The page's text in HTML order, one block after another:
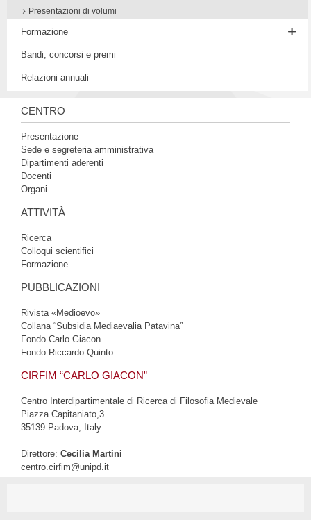
Presentazioni di volumi
Formazione
Seminario di Filosofia medievale
Bandi, concorsi e premi
Relazioni annuali
CENTRO
Presentazione
Sede e segreteria amministrativa
Dipartimenti aderenti
Docenti
Organi
ATTIVITÀ
Ricerca
Colloqui scientifici
Formazione
PUBBLICAZIONI
Rivista «Medioevo»
Collana “Subsidia Mediaevalia Patavina”
Fondo Carlo Giacon
Fondo Riccardo Quinto
CIRFIM “CARLO GIACON”
Centro Interdipartimentale di Ricerca di Filosofia Medievale
Piazza Capitaniato,3
35139 Padova, Italy
Direttore: Cecilia Martini
centro.cirfim@unipd.it